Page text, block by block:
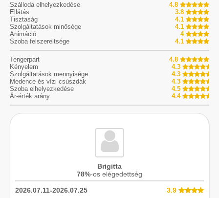
Szálloda elhelyezkedése
4.8
Ellátás
3.8
Tisztaság
4.1
Szolgáltatások minősége
4.1
Animáció
4
Szoba felszereltsége
4.1
Tengerpart
4.8
Kényelem
4.3
Szolgáltatások mennyisége
4.3
Medence és vízi csúszdák
4.3
Szoba elhelyezkedése
4.5
Ár-érték arány
4.4
Brigitta
78%-os elégedettség
2026.07.11-2026.07.25
3.9